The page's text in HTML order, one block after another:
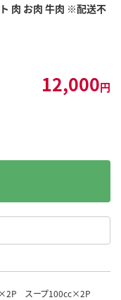
ト 肉 お肉 牛肉 ※配送不
12,000円
スープ100cc×2P